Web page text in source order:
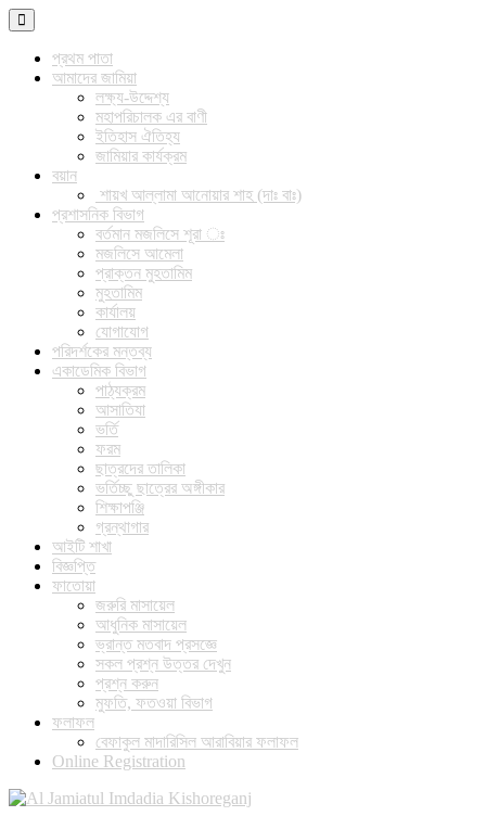
প্রথম পাতা
আমাদের জামিয়া
লক্ষ্য-উদ্দেশ্য
মহাপরিচালক এর বাণী
ইতিহাস ঐতিহ্য
জামিয়ার কার্যক্রম
বয়ান
শায়খ আল্লামা আনোয়ার শাহ (দাঃ বাঃ)
প্রশাসনিক বিভাগ
বর্তমান মজলিসে শূরা ঃ
মজলিসে আমেলা
প্রাক্তন মুহতামিম
মুহতামিম
কার্যালয়
যোগাযোগ
পরিদর্শকের মন্তব্য
একাডেমিক বিভাগ
পাঠ্যক্রম
আসাতিযা
ভর্তি
ফরম
ছাত্রদের তালিকা
ভর্তিচ্ছু ছাত্রের অঙ্গীকার
শিক্ষাপঞ্জি
গ্রন্থাগার
আইটি শাখা
বিজ্ঞপ্তি
ফাতোয়া
জরুরি মাসায়েল
আধুনিক মাসায়েল
ভ্রান্ত মতবাদ প্রসজ্ঞে
সকল প্রশ্ন উত্তর দেখুন
প্রশ্ন করুন
মুফতি, ফতওয়া বিভাগ
ফলাফল
বেফাকুল মাদারিসিল আরাবিয়ার ফলাফল
Online Registration